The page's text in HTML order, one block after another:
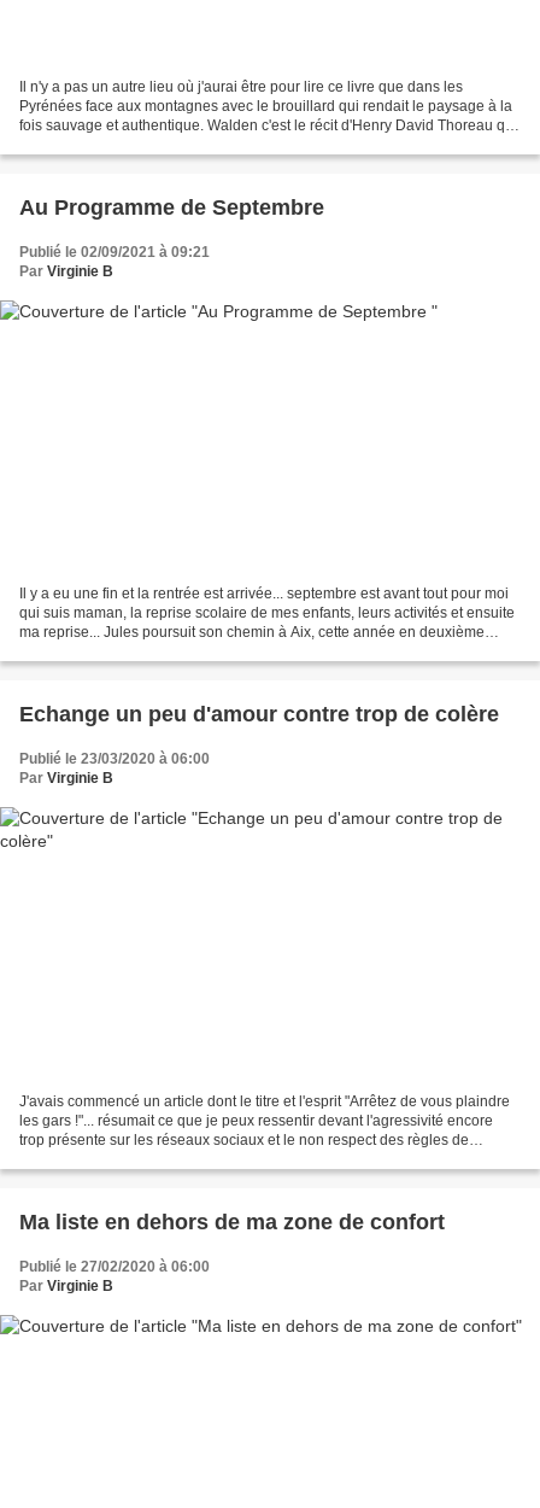
Il n'y a pas un autre lieu où j'aurai être pour lire ce livre que dans les
Pyrénées face aux montagnes avec le brouillard qui rendait le paysage à la
fois sauvage et authentique. Walden c'est le récit d'Henry David Thoreau qui
Au Programme de Septembre
Publié le 02/09/2021 à 09:21
Par Virginie B
Il y a eu une fin et la rentrée est arrivée... septembre est avant tout pour moi
qui suis maman, la reprise scolaire de mes enfants, leurs activités et ensuite
ma reprise... Jules poursuit son chemin à Aix, cette année en deuxième
Echange un peu d'amour contre trop de colère
Publié le 23/03/2020 à 06:00
Par Virginie B
J'avais commencé un article dont le titre et l'esprit "Arrêtez de vous plaindre
les gars !"... résumait ce que je peux ressentir devant l'agressivité encore
trop présente sur les réseaux sociaux et le non respect des règles de
Ma liste en dehors de ma zone de confort
Publié le 27/02/2020 à 06:00
Par Virginie B